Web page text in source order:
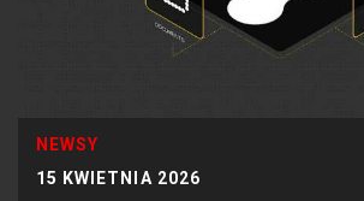
NEWSY
15 KWIETNIA 2026